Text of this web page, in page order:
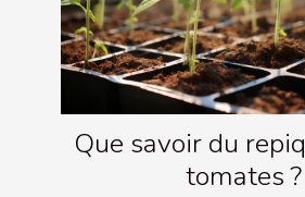
Que savoir du
tomates ?